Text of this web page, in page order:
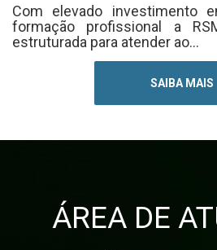
Com elevado investimento
formação profissional a
estruturada para atender ao...
SAIBA MAIS
ÁREA DE